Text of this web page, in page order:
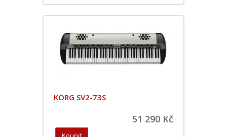
KORG SV2-73S
51 290 Kč